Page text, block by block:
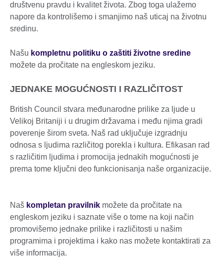
društvenu pravdu i kvalitet života. Zbog toga ulažemo
napore da kontrolišemo i smanjimo naš uticaj na životnu
sredinu.
Našu kompletnu politiku o zaštiti životne sredine
možete da pročitate na engleskom jeziku.
JEDNAKE MOGUĆNOSTI I RAZLIČITOST
British Council stvara međunarodne prilike za ljude u
Velikoj Britaniji i u drugim državama i među njima gradi
poverenje širom sveta. Naš rad uključuje izgradnju
odnosa s ljudima različitog porekla i kultura. Efikasan rad
s različitim ljudima i promocija jednakih mogućnosti je
prema tome ključni deo funkcionisanja naše organizacije.
Naš kompletan pravilnik možete da pročitate na
engleskom jeziku i saznate više o tome na koji način
promovišemo jednake prilike i različitosti u našim
programima i projektima i kako nas možete kontaktirati za
više informacija.